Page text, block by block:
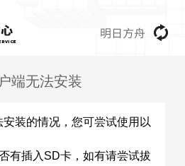
明日方舟
端无法安装
装的情况，您可尝试使用以
有插入SD卡，如有请尝试拔